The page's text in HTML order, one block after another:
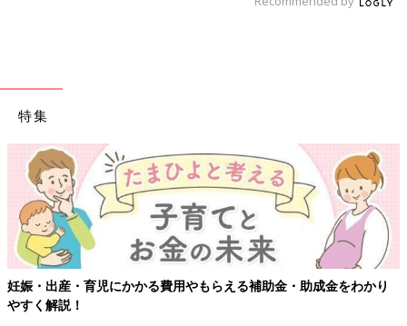
特集
妊娠・出産・育児にかかる費用やもらえる補助金・助成金をわかり
やすく解説！